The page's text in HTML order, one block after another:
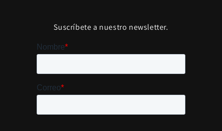
Suscríbete a nuestro newsletter.